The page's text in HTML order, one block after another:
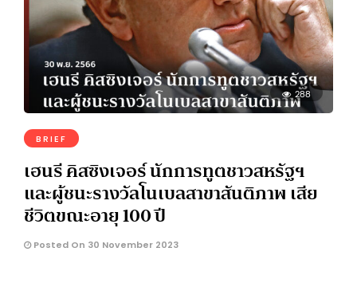
288
BRIEF
เฮนรี คิสซิงเจอร์ นักการทูตชาวสหรัฐฯ
และผู้ชนะรางวัลโนเบลสาขาสันติภาพ เสีย
ชีวิตขณะอายุ 100 ปี
Posted On 30 November 2023